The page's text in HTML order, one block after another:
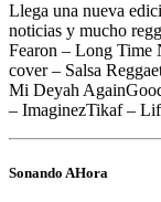
Llega una nueva
noticias y mucho
Fearon – Long Time
cover – Salsa
Mi Deyah
– ImaginezTikaf –
Sonando AHora